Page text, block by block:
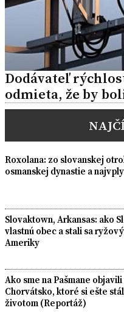
Dodávateľ
odmieta, že by
Roxolana: zo slovanskej
osmanskej dynastie a
Slovaktown, Arkansas: ako
vlastnú obec a stali sa
Ameriky
Ako sme na Pašmane
Chorvátsko, ktoré si ešte
životom (Reportáž)